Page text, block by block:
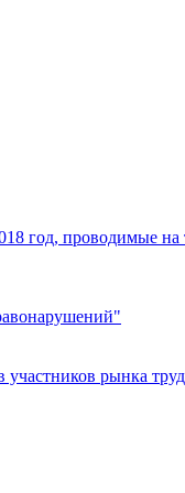
год, проводимые
рынка